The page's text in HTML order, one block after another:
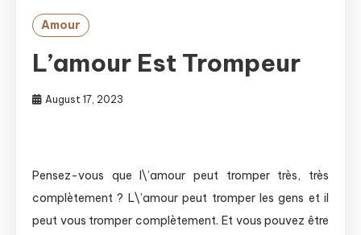
Amour
L’amour Est Trompeur
August 17, 2023
Pensez-vous que l\’amour peut tromper très, très
complètement ? L\’amour peut tromper les gens et il
peut vous tromper complètement. Et vous pouvez être